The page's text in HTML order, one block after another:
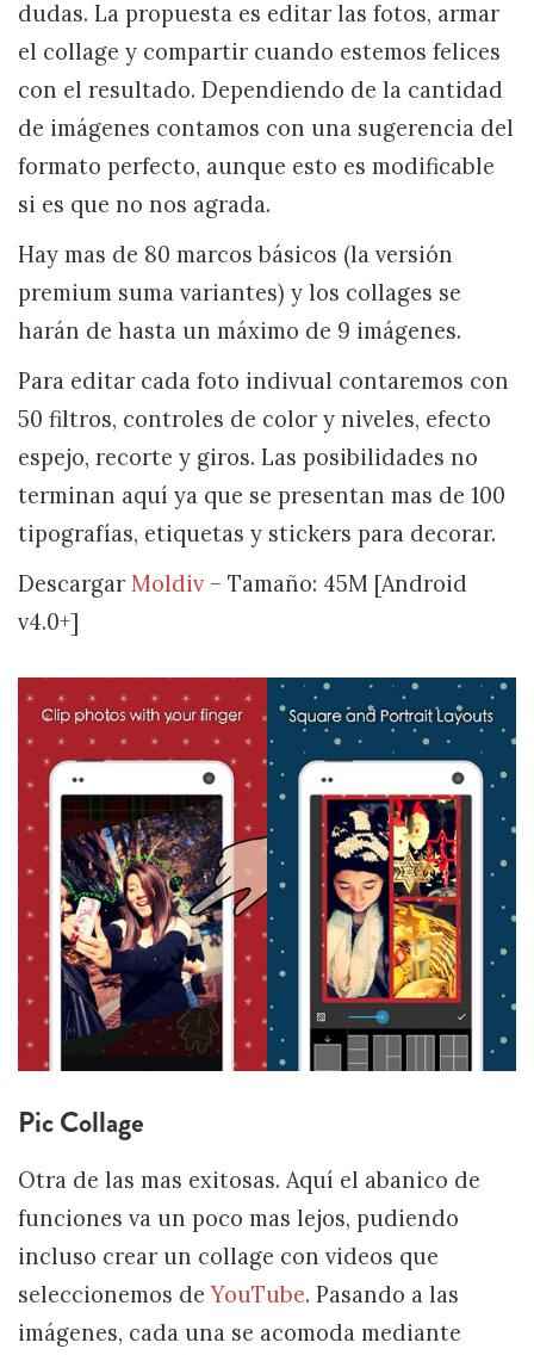
dudas. La propuesta es editar las fotos, armar
el collage y compartir cuando estemos felices
con el resultado. Dependiendo de la cantidad
de imágenes contamos con una sugerencia del
formato perfecto, aunque esto es modificable
si es que no nos agrada.
Hay mas de 80 marcos básicos (la versión
premium suma variantes) y los collages se
harán de hasta un máximo de 9 imágenes.
Para editar cada foto indivual contaremos con
50 filtros, controles de color y niveles, efecto
espejo, recorte y giros. Las posibilidades no
terminan aquí ya que se presentan mas de 100
tipografías, etiquetas y stickers para decorar.
Descargar Moldiv – Tamaño: 45M [Android
v4.0+]
Pic Collage
Otra de las mas exitosas. Aquí el abanico de
funciones va un poco mas lejos, pudiendo
incluso crear un collage con videos que
seleccionemos deYouTube. Pasando a las
imágenes, cada una se acomoda mediante